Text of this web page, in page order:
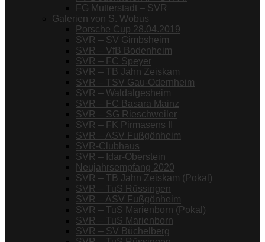
FG Mutterstadt – SVR
Galerien von S. Wobus
Porsche Cup 28.04.2019
SVR – SV Gimbsheim
SVR – VfB Bodenheim
SVR – FC Speyer
SVR – TB Jahn Zeiskam
SVR – TSV Gau-Odernheim
SVR – Waldalgesheim
SVR – FC Basara Mainz
SVR – SG Rieschweiler
SVR – FK Pirmasens II
SVR – ASV Fußgönheim
SVR-Clubhaus
SVR – Idar-Oberstein
Neujahrsempfang 2020
SVR – TB Jahn Zeiskam (Pokal)
SVR – TuS Rüssingen
SVR – ASV Fußgönheim
SVR – TuS Marienborn (Pokal)
SVR – TuS Marienborn
SVR – SV Büchelberg